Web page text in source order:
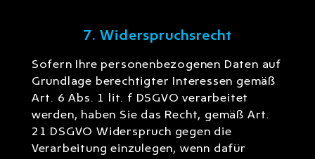
7. Widerspruchsrecht
Sofern Ihre personenbezogenen Daten auf
Grundlage berechtigter Interessen gemäß
Art. 6 Abs. 1 lit. f DSGVO verarbeitet
werden, haben Sie das Recht, gemäß Art.
21 DSGVO Widerspruch gegen die
Verarbeitung einzulegen, wenn dafür